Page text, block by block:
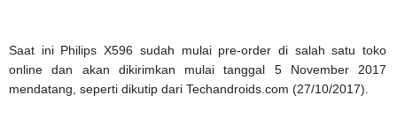
Saat ini Philips X596 sudah mulai pre-order di salah satu toko
online dan akan dikirimkan mulai tanggal 5 November 2017
mendatang, seperti dikutip dari Techandroids.com (27/10/2017).